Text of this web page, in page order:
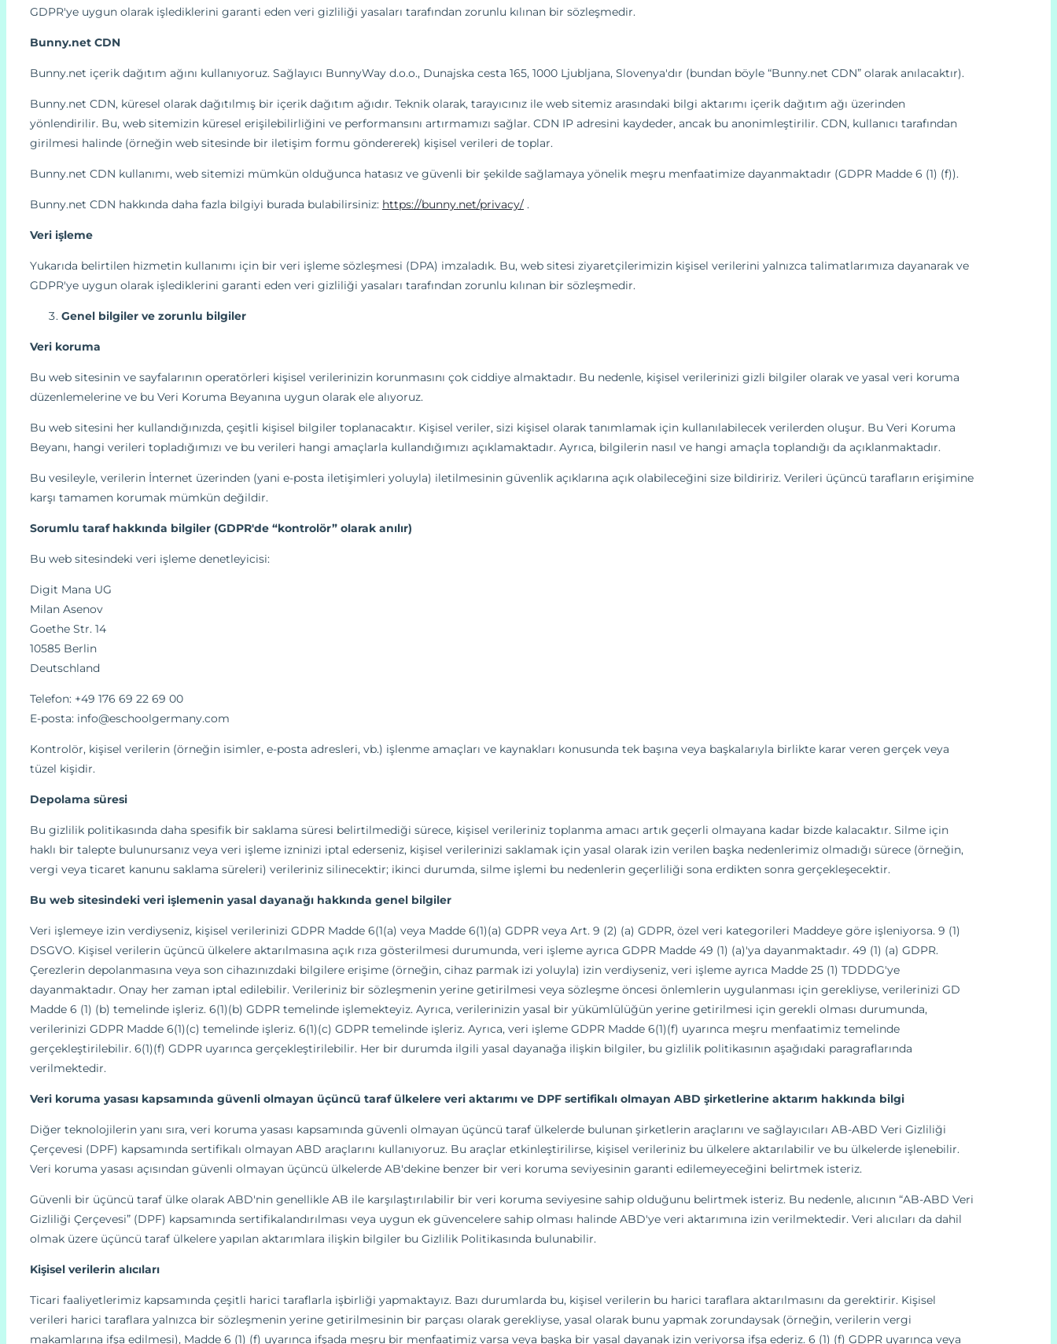
GDPR'ye uygun olarak işlediklerini garanti eden veri gizliliği yasaları tarafından zorunlu kılınan bir sözleşmedir.
Bunny.net CDN
Bunny.net içerik dağıtım ağını kullanıyoruz. Sağlayıcı BunnyWay d.o.o., Dunajska cesta 165, 1000 Ljubljana, Slovenya'dır (bundan böyle “Bunny.net CDN” olarak anılacaktır).
Bunny.net CDN, küresel olarak dağıtılmış bir içerik dağıtım ağıdır. Teknik olarak, tarayıcınız ile web sitemiz arasındaki bilgi aktarımı içerik dağıtım ağı üzerinden
yönlendirilir. Bu, web sitemizin küresel erişilebilirliğini ve performansını artırmamızı sağlar. CDN IP adresini kaydeder, ancak bu anonimleştirilir. CDN, kullanıcı tarafından
girilmesi halinde (örneğin web sitesinde bir iletişim formu göndererek) kişisel verileri de toplar.
Bunny.net CDN kullanımı, web sitemizi mümkün olduğunca hatasız ve güvenli bir şekilde sağlamaya yönelik meşru menfaatimize dayanmaktadır (GDPR Madde 6 (1) (f)).
Bunny.net CDN hakkında daha fazla bilgiyi burada bulabilirsiniz: https://bunny.net/privacy/ .
Veri işleme
Yukarıda belirtilen hizmetin kullanımı için bir veri işleme sözleşmesi (DPA) imzaladık. Bu, web sitesi ziyaretçilerimizin kişisel verilerini yalnızca talimatlarımıza dayanarak ve
GDPR'ye uygun olarak işlediklerini garanti eden veri gizliliği yasaları tarafından zorunlu kılınan bir sözleşmedir.
Genel bilgiler ve zorunlu bilgiler
Veri koruma
Bu web sitesinin ve sayfalarının operatörleri kişisel verilerinizin korunmasını çok ciddiye almaktadır. Bu nedenle, kişisel verilerinizi gizli bilgiler olarak ve yasal veri koruma
düzenlemelerine ve bu Veri Koruma Beyanına uygun olarak ele alıyoruz.
Bu web sitesini her kullandığınızda, çeşitli kişisel bilgiler toplanacaktır. Kişisel veriler, sizi kişisel olarak tanımlamak için kullanılabilecek verilerden oluşur. Bu Veri Koruma
Beyanı, hangi verileri topladığımızı ve bu verileri hangi amaçlarla kullandığımızı açıklamaktadır. Ayrıca, bilgilerin nasıl ve hangi amaçla toplandığı da açıklanmaktadır.
Bu vesileyle, verilerin İnternet üzerinden (yani e-posta iletişimleri yoluyla) iletilmesinin güvenlik açıklarına açık olabileceğini size bildiririz. Verileri üçüncü tarafların erişimine
karşı tamamen korumak mümkün değildir.
Sorumlu taraf hakkında bilgiler (GDPR'de “kontrolör” olarak anılır)
Bu web sitesindeki veri işleme denetleyicisi:
Digit Mana UG
Milan Asenov
Goethe Str. 14
10585 Berlin
Deutschland
Telefon: +49 176 69 22 69 00
E-posta: info@eschoolgermany.com
Kontrolör, kişisel verilerin (örneğin isimler, e-posta adresleri, vb.) işlenme amaçları ve kaynakları konusunda tek başına veya başkalarıyla birlikte karar veren gerçek veya
tüzel kişidir.
Depolama süresi
Bu gizlilik politikasında daha spesifik bir saklama süresi belirtilmediği sürece, kişisel verileriniz toplanma amacı artık geçerli olmayana kadar bizde kalacaktır. Silme için
haklı bir talepte bulunursanız veya veri işleme izninizi iptal ederseniz, kişisel verilerinizi saklamak için yasal olarak izin verilen başka nedenlerimiz olmadığı sürece (örneğin,
vergi veya ticaret kanunu saklama süreleri) verileriniz silinecektir; ikinci durumda, silme işlemi bu nedenlerin geçerliliği sona erdikten sonra gerçekleşecektir.
Bu web sitesindeki veri işlemenin yasal dayanağı hakkında genel bilgiler
Veri işlemeye izin verdiyseniz, kişisel verilerinizi GDPR Madde 6(1(a) veya Madde 6(1)(a) GDPR veya Art. 9 (2) (a) GDPR, özel veri kategorileri Maddeye göre işleniyorsa. 9 (1)
DSGVO. Kişisel verilerin üçüncü ülkelere aktarılmasına açık rıza gösterilmesi durumunda, veri işleme ayrıca GDPR Madde 49 (1) (a)'ya dayanmaktadır. 49 (1) (a) GDPR.
Çerezlerin depolanmasına veya son cihazınızdaki bilgilere erişime (örneğin, cihaz parmak izi yoluyla) izin verdiyseniz, veri işleme ayrıca Madde 25 (1) TDDDG'ye
dayanmaktadır. Onay her zaman iptal edilebilir. Verileriniz bir sözleşmenin yerine getirilmesi veya sözleşme öncesi önlemlerin uygulanması için gerekliyse, verilerinizi GD
Madde 6 (1) (b) temelinde işleriz. 6(1)(b) GDPR temelinde işlemekteyiz. Ayrıca, verilerinizin yasal bir yükümlülüğün yerine getirilmesi için gerekli olması durumunda,
verilerinizi GDPR Madde 6(1)(c) temelinde işleriz. 6(1)(c) GDPR temelinde işleriz. Ayrıca, veri işleme GDPR Madde 6(1)(f) uyarınca meşru menfaatimiz temelinde
gerçekleştirilebilir. 6(1)(f) GDPR uyarınca gerçekleştirilebilir. Her bir durumda ilgili yasal dayanağa ilişkin bilgiler, bu gizlilik politikasının aşağıdaki paragraflarında
verilmektedir.
Veri koruma yasası kapsamında güvenli olmayan üçüncü taraf ülkelere veri aktarımı ve DPF sertifikalı olmayan ABD şirketlerine aktarım hakkında bilgi
Diğer teknolojilerin yanı sıra, veri koruma yasası kapsamında güvenli olmayan üçüncü taraf ülkelerde bulunan şirketlerin araçlarını ve sağlayıcıları AB-ABD Veri Gizliliği
Çerçevesi (DPF) kapsamında sertifikalı olmayan ABD araçlarını kullanıyoruz. Bu araçlar etkinleştirilirse, kişisel verileriniz bu ülkelere aktarılabilir ve bu ülkelerde işlenebilir.
Veri koruma yasası açısından güvenli olmayan üçüncü ülkelerde AB'dekine benzer bir veri koruma seviyesinin garanti edilemeyeceğini belirtmek isteriz.
Güvenli bir üçüncü taraf ülke olarak ABD'nin genellikle AB ile karşılaştırılabilir bir veri koruma seviyesine sahip olduğunu belirtmek isteriz. Bu nedenle, alıcının “AB-ABD Veri
Gizliliği Çerçevesi” (DPF) kapsamında sertifikalandırılması veya uygun ek güvencelere sahip olması halinde ABD'ye veri aktarımına izin verilmektedir. Veri alıcıları da dahil
olmak üzere üçüncü taraf ülkelere yapılan aktarımlara ilişkin bilgiler bu Gizlilik Politikasında bulunabilir.
Kişisel verilerin alıcıları
Ticari faaliyetlerimiz kapsamında çeşitli harici taraflarla işbirliği yapmaktayız. Bazı durumlarda bu, kişisel verilerin bu harici taraflara aktarılmasını da gerektirir. Kişisel
verileri harici taraflara yalnızca bir sözleşmenin yerine getirilmesinin bir parçası olarak gerekliyse, yasal olarak bunu yapmak zorundaysak (örneğin, verilerin vergi
makamlarına ifşa edilmesi), Madde 6 (1) (f) uyarınca ifşada meşru bir menfaatimiz varsa veya başka bir yasal dayanak izin veriyorsa ifşa ederiz. 6 (1) (f) GDPR uyarınca veya